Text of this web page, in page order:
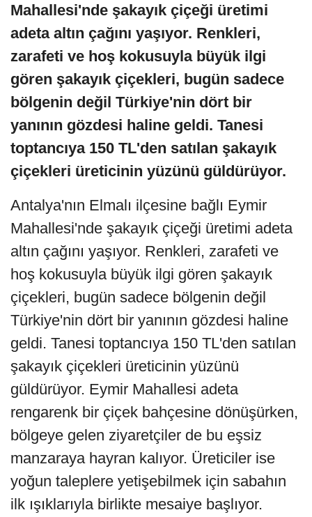
Mahallesi'nde şakayık çiçeği üretimi
adeta altın çağını yaşıyor. Renkleri,
zarafeti ve hoş kokusuyla büyük ilgi
gören şakayık çiçekleri, bugün sadece
bölgenin değil Türkiye'nin dört bir
yanının gözdesi haline geldi. Tanesi
toptancıya 150 TL'den satılan şakayık
çiçekleri üreticinin yüzünü güldürüyor.
Antalya'nın Elmalı ilçesine bağlı Eymir
Mahallesi'nde şakayık çiçeği üretimi adeta
altın çağını yaşıyor. Renkleri, zarafeti ve
hoş kokusuyla büyük ilgi gören şakayık
çiçekleri, bugün sadece bölgenin değil
Türkiye'nin dört bir yanının gözdesi haline
geldi. Tanesi toptancıya 150 TL'den satılan
şakayık çiçekleri üreticinin yüzünü
güldürüyor. Eymir Mahallesi adeta
rengarenk bir çiçek bahçesine dönüşürken,
bölgeye gelen ziyaretçiler de bu eşsiz
manzaraya hayran kalıyor. Üreticiler ise
yoğun taleplere yetişebilmek için sabahın
ilk ışıklarıyla birlikte mesaiye başlıyor.